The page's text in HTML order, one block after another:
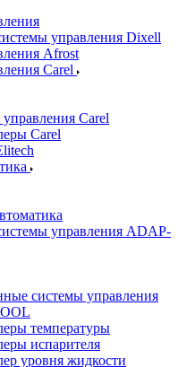
управления Dixell
Afrost
Carel
Carel
Carel
управления ADAP-
системы управления
температуры
испарителя
уровня жидкости